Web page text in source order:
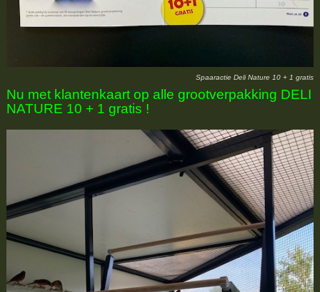
Spaaractie Deli Nature 10 + 1 gratis
Nu met klantenkaart op alle grootverpakking DELI
NATURE 10 + 1 gratis !